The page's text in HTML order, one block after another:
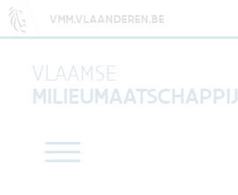
VMM.VLAANDEREN.BE
VLAAMSE
MILIEUMAATSCHAPPIJ